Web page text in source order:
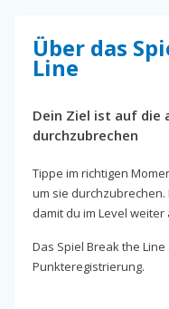
Über das
Line
Dein Ziel ist auf die
durchzubrechen
Tippe im richtigen
um sie
damit du im Level weiter
Das Spiel Break the
Punkteregistrierung.